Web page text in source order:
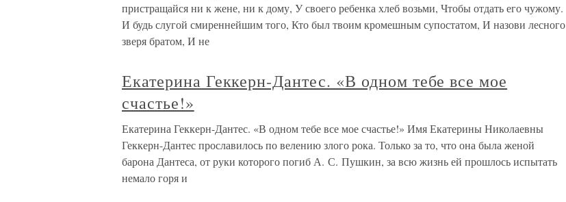
пристращайся ни к жене, ни к дому, У своего ребенка хлеб возьми, Чтобы отдать его чужому.
И будь слугой смиреннейшим того, Кто был твоим кромешным супостатом, И назови лесного
зверя братом, И не
Екатерина Геккерн-Дантес. «В одном тебе все мое
счастье!»
Екатерина Геккерн-Дантес. «В одном тебе все мое счастье!» Имя Екатерины Николаевны
Геккерн-Дантес прославилось по велению злого рока. Только за то, что она была женой
барона Дантеса, от руки которого погиб А. С. Пушкин, за всю жизнь ей прошлось испытать
немало горя и